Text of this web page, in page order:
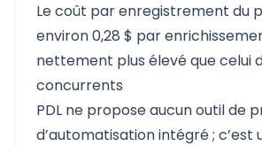
Le coût par enregistrement du
environ 0,28 $ par
nettement plus élevé que celui
concurrents
PDL ne propose aucun outil de
d’automatisation intégré ; c’est